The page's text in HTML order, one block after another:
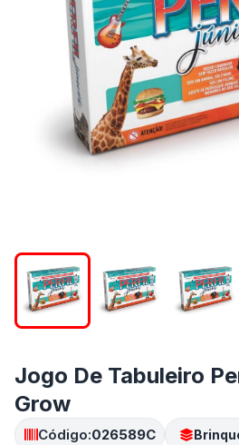
Jogo De Tabuleiro
Grow
Código:026589C